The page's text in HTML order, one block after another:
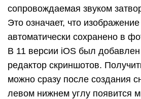
сопровождаемая звуком
Это означает, что
автоматически сохранено в
В 11 версии iOS был
редактор скриншотов.
можно сразу после создания
левом нижнем углу появится